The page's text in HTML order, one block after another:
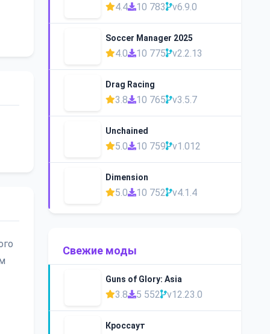
4.4 10 783 v6.9.0
Soccer Manager 2025
4.0 10 775 v2.2.13
Drag Racing
3.8 10 765 v3.5.7
Unchained
5.0 10 759 v1.012
Dimension
5.0 10 752 v4.1.4
Свежие моды
Guns of Glory: Asia
3.8 5 552 v12.23.0
Кроссаут